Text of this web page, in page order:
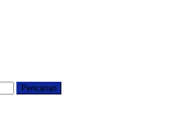
Pencarian